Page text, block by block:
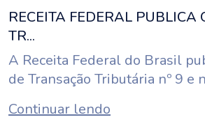
RECEITA FEDERAL PUBLICA
TR...
A Receita Federal do Brasil
de Transação Tributária nº 9 e
Continuar lendo